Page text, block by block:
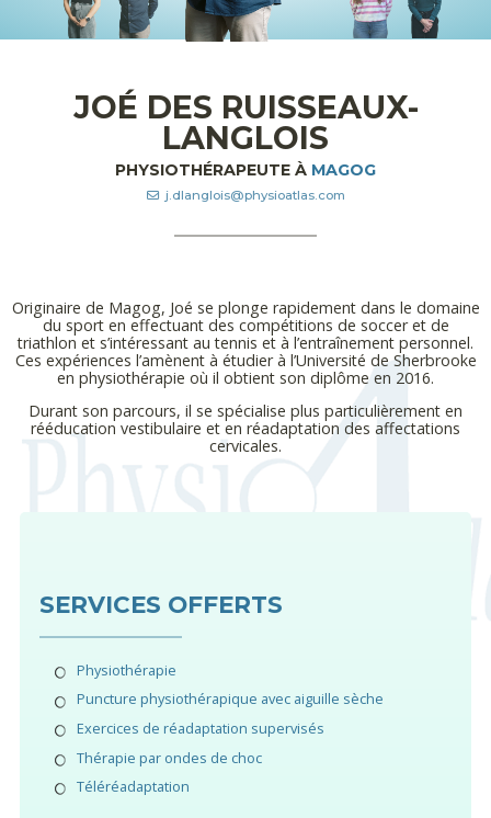
JOÉ DES RUISSEAUX-
LANGLOIS
PHYSIOTHÉRAPEUTE À MAGOG
j.dlanglois@physioatlas.com
Originaire de Magog, Joé se plonge rapidement dans le domaine
du sport en effectuant des compétitions de soccer et de
triathlon et s’intéressant au tennis et à l’entraînement personnel.
Ces expériences l’amènent à étudier à l’Université de Sherbrooke
en physiothérapie où il obtient son diplôme en 2016.
Durant son parcours, il se spécialise plus particulièrement en
rééducation vestibulaire et en réadaptation des affectations
cervicales.
SERVICES OFFERTS
Physiothérapie
Puncture physiothérapique avec aiguille sèche
Exercices de réadaptation supervisés
Thérapie par ondes de choc
Téléréadaptation